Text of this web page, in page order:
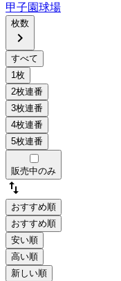
甲子園球場
枚数
chevron_right
販売中のみ
swap_vert
おすすめ順